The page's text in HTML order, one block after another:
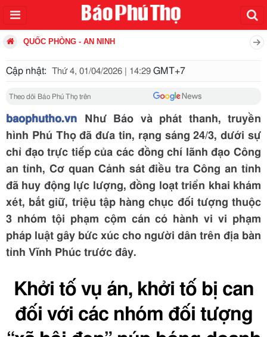
QUỐC PHÒNG - AN NINH
Cập nhật: Thứ 4, 01/04/2026 | 14:29 GMT+7
Theo dõi Báo Phú Thọ trên
baophutho.vn Như Báo và phát thanh, truyền
hình Phú Thọ đã đưa tin, rạng sáng 24/3, dưới sự
chỉ đạo trực tiếp của các đồng chí lãnh đạo Công
an tỉnh, Cơ quan Cảnh sát điều tra Công an tỉnh
đã huy động lực lượng, đồng loạt triển khai khám
xét, bắt giữ, triệu tập hàng chục đối tượng thuộc
3 nhóm tội phạm cộm cán có hành vi vi phạm
pháp luật gây bức xúc cho người dân trên địa bàn
tỉnh Vĩnh Phúc trước đây.
Khởi tố vụ án, khởi tố bị can
đối với các nhóm đối tượng